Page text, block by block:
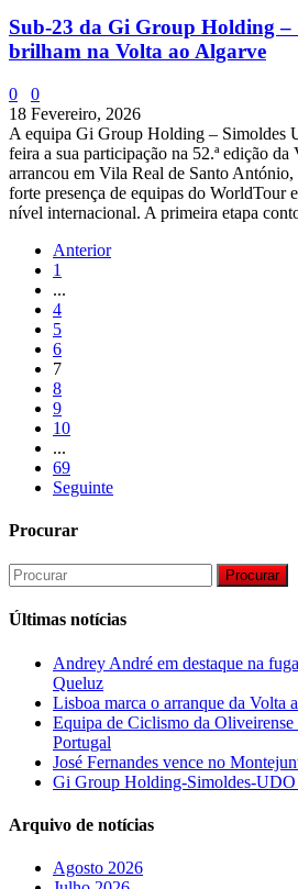
Sub-23 da Gi Group Holding –
brilham na Volta ao Algarve
0
0
18 Fevereiro, 2026
A equipa Gi Group Holding – Simoldes
feira a sua participação na 52.ª edição
arrancou em Vila Real de Santo António,
forte presença de equipas do WorldTour
nível internacional. A primeira etapa
Anterior
1
...
4
5
6
7
8
9
10
...
69
Seguinte
Procurar
Procurar
Últimas notícias
Andrey André em destaque na
Queluz
Lisboa marca o arranque da Volta
Equipa de Ciclismo da Oliveirense
Portugal
José Fernandes vence no
Gi Group Holding-Simoldes-UDO
Arquivo de notícias
Agosto 2026